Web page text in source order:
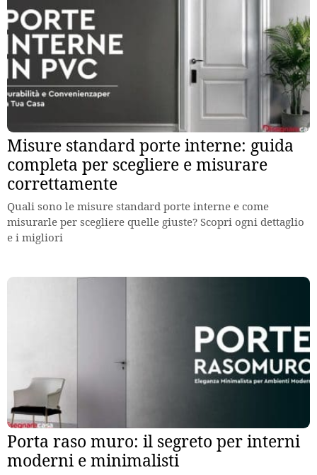
Misure standard porte interne: guida
completa per scegliere e misurare
correttamente
Quali sono le misure standard porte interne e come
misurarle per scegliere quelle giuste? Scopri ogni dettaglio
e i migliori
Porta raso muro: il segreto per interni
moderni e minimalisti